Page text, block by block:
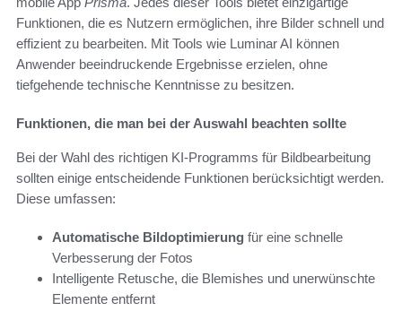
Funktionen, die es Nutzern ermöglichen, ihre Bilder schnell und
effizient zu bearbeiten. Mit Tools wie Luminar AI können
Anwender beeindruckende Ergebnisse erzielen, ohne
tiefgehende technische Kenntnisse zu besitzen.
Funktionen, die man bei der Auswahl beachten sollte
Bei der Wahl des richtigen KI-Programms für Bildbearbeitung
sollten einige entscheidende Funktionen berücksichtigt werden.
Diese umfassen:
Automatische Bildoptimierung für eine schnelle
Verbesserung der Fotos
Intelligente Retusche, die Blemishes und unerwünschte
Elemente entfernt